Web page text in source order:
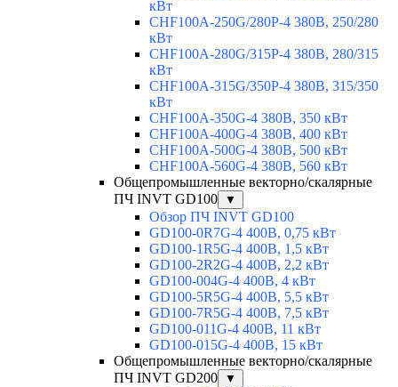
кВт
CHF100A-250G/280P-4 380В, 250/280
кВт
CHF100A-280G/315P-4 380В, 280/315
кВт
CHF100A-315G/350P-4 380В, 315/350
кВт
CHF100A-350G-4 380В, 350 кВт
CHF100A-400G-4 380В, 400 кВт
CHF100A-500G-4 380В, 500 кВт
CHF100A-560G-4 380В, 560 кВт
Общепромышленные векторно/скалярные
ПЧ INVT GD100
▼
Обзор ПЧ INVT GD100
GD100-0R7G-4 400В, 0,75 кВт
GD100-1R5G-4 400В, 1,5 кВт
GD100-2R2G-4 400В, 2,2 кВт
GD100-004G-4 400В, 4 кВт
GD100-5R5G-4 400В, 5,5 кВт
GD100-7R5G-4 400В, 7,5 кВт
GD100-011G-4 400В, 11 кВт
GD100-015G-4 400В, 15 кВт
Общепромышленные векторно/скалярные
ПЧ INVT GD200
▼